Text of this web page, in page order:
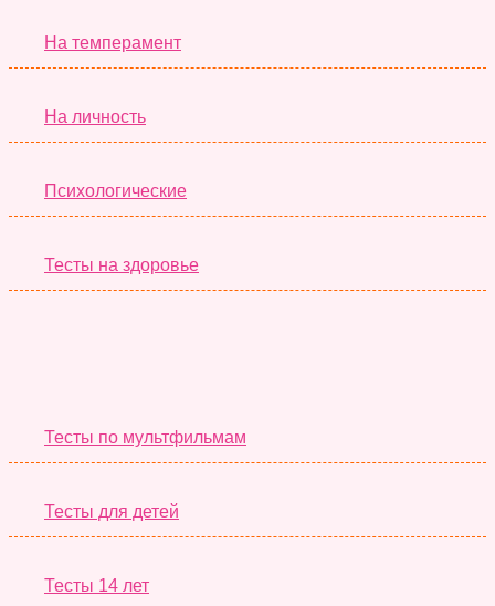
На темперамент
На личность
Психологические
Тесты на здоровье
Тесты по мультфильмам
Тесты для детей
Тесты 14 лет